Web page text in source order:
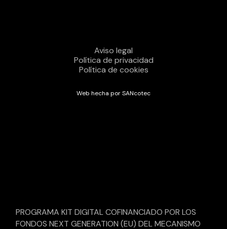
Aviso legal
Política de privacidad
Política de cookies
Web hecha por SANcotec
PROGRAMA KIT DIGITAL COFINANCIADO POR LOS
FONDOS NEXT GENERATION (EU) DEL MECANISMO